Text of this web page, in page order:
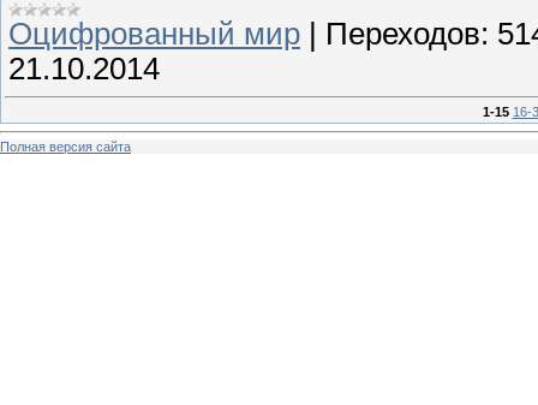
Оцифрованный мир | Переходов:
21.10.2014
1-15 16-
Полная версия сайта